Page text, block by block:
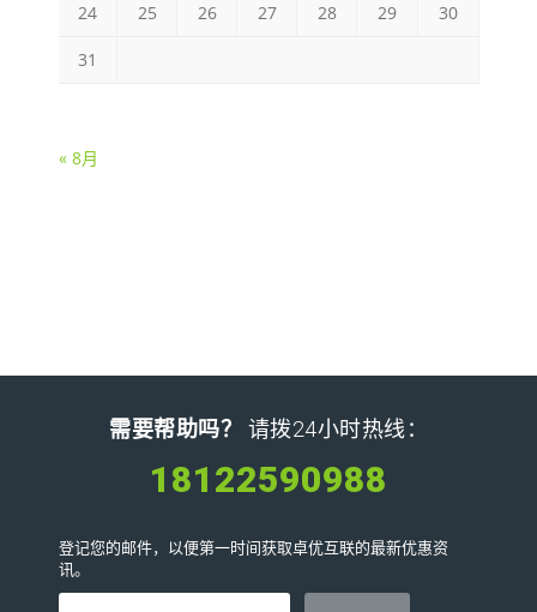
24 25 26 27 28 29 30
31
« 8月
需要帮助吗？ 请拨24小时热线：
18122590988
登记您的邮件，以便第一时间获取卓优互联的最新优惠资
讯。